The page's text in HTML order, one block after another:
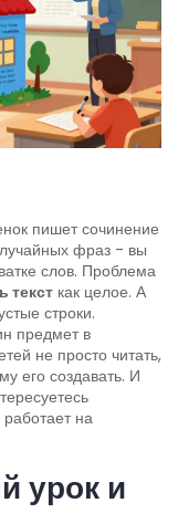
пишет сочинение
фраз - вы
слов. Проблема
текст как целое. А
строки.
предмет в
не просто читать,
его создавать. И
на
урок и